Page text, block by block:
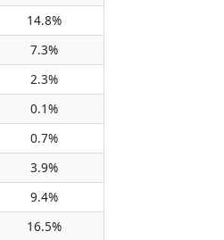
14.8%
7.3%
2.3%
0.1%
0.7%
3.9%
9.4%
16.5%